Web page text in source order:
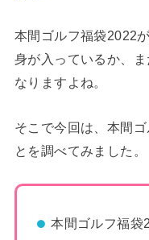
本間ゴルフ福袋2022
身が入っているか、
なりますよね。
そこで今回は、本間
とを調べてみました。
本間ゴルフ福袋